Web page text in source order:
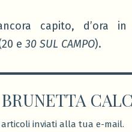
capito, d’ora in
e 30 SUL CAMPO).
inviati alla tua e-mail.